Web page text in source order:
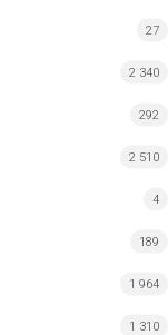
27
2 340
292
2 510
4
189
1 964
1 310